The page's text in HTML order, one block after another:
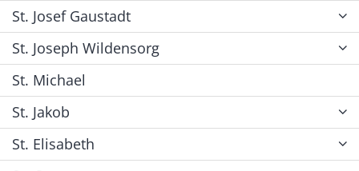
St. Josef Gaustadt
St. Joseph Wildensorg
St. Michael
St. Jakob
St. Elisabeth